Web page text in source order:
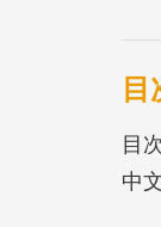
徑
李
目
目次
中